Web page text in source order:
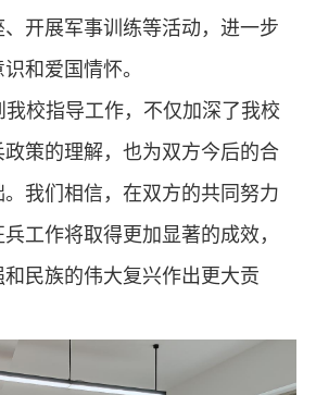
开展军事训练等活动，进一步
和爱国情怀。
我校指导工作，不仅加深了我校
策的理解，也为双方今后的合
我们相信，在双方的共同努力
兵工作将取得更加显著的成效，
民族的伟大复兴作出更大贡